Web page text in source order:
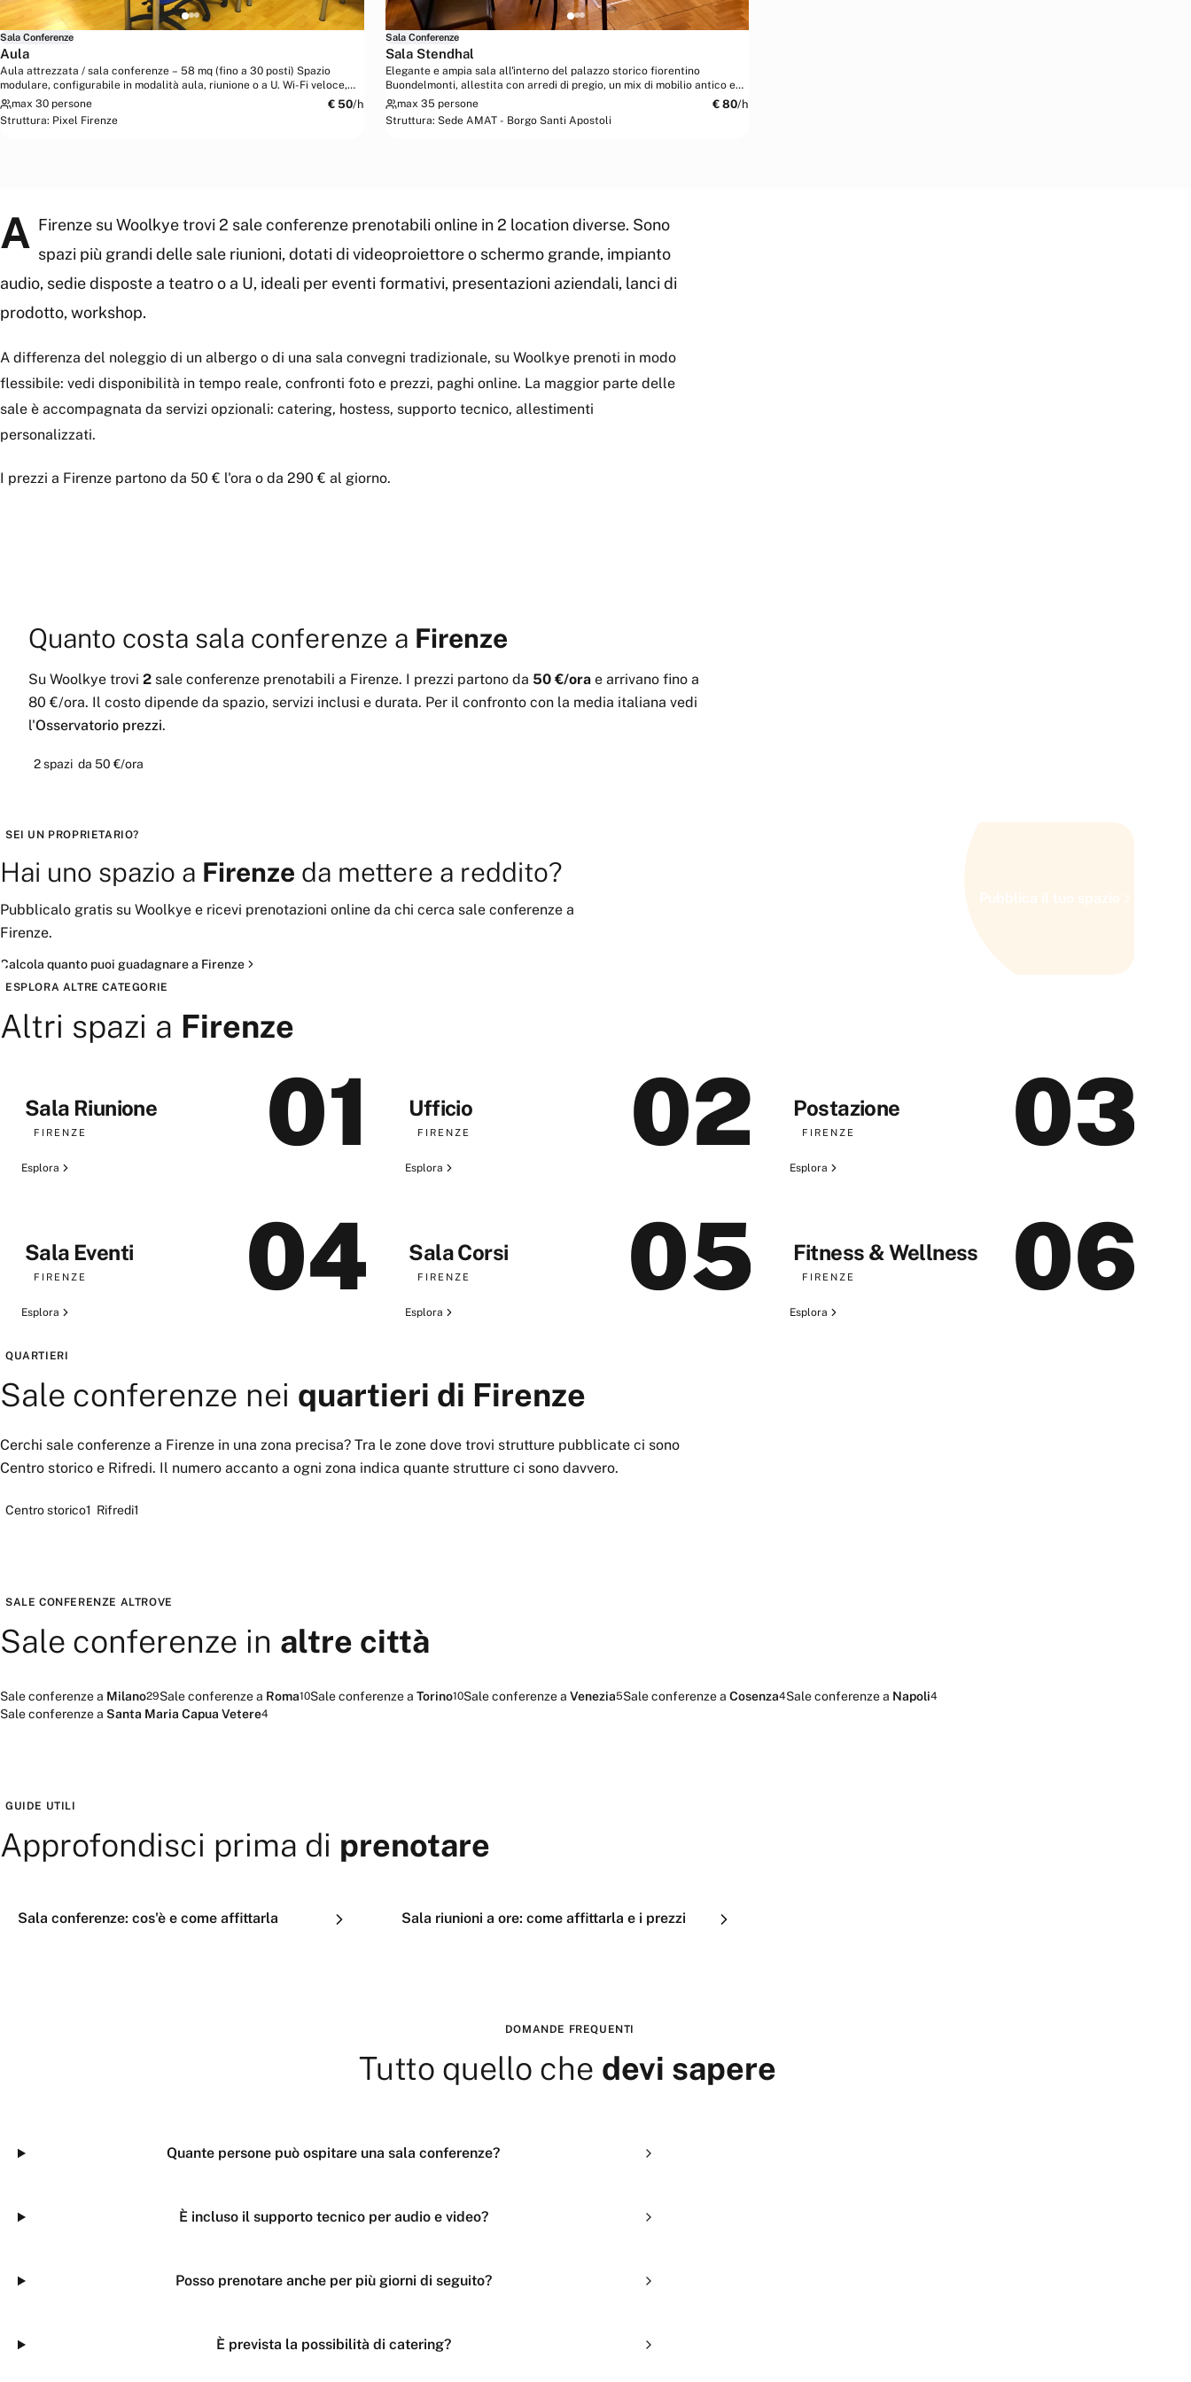
Sala Conferenze
Aula
Aula attrezzata / sala conferenze – 58 mq (fino a 30 posti) Spazio
modulare, configurabile in modalità aula, riunione o a U. Wi-Fi veloce,
videoproiettore...
max 30 persone € 50/h
Struttura: Pixel Firenze
Sala Conferenze
Sala Stendhal
Elegante e ampia sala all'interno del palazzo storico fiorentino
Buondelmonti, allestita con arredi di pregio, un mix di mobilio antico e
moderno di design...
max 35 persone €80/h
Struttura: Sede AMAT - Borgo Santi Apostoli
A Firenze su Woolkye trovi 2 sale conferenze prenotabili online in 2 location diverse. Sono
spazi più grandi delle sale riunioni, dotati di videoproiettore o schermo grande, impianto
audio, sedie disposte a teatro o a U, ideali per eventi formativi, presentazioni aziendali, lanci di
prodotto, workshop.
A differenza del noleggio di un albergo o di una sala convegni tradizionale, su Woolkye prenoti in modo
flessibile: vedi disponibilità in tempo reale, confronti foto e prezzi, paghi online. La maggior parte delle
sale è accompagnata da servizi opzionali: catering, hostess, supporto tecnico, allestimenti
personalizzati.
I prezzi a Firenze partono da 50 € l'ora o da 290 € al giorno.
Quanto costa sala conferenze a Firenze
Su Woolkye trovi 2 sale conferenze prenotabili a Firenze. I prezzi partono da 50 €/ora e arrivano fino a
80 €/ora. Il costo dipende da spazio, servizi inclusi e durata. Per il confronto con la media italiana vedi
l'Osservatorio prezzi.
2spazi da 50 €/ora
SEI UN PROPRIETARIO?
Hai uno spazio a Firenze da mettere a reddito?
Pubblicalo gratis su Woolkye e ricevi prenotazioni online da chi cerca sale conferenze a
Firenze.
Calcola quanto puoi guadagnare a Firenze
ESPLORA ALTRE CATEGORIE
Altri spazi a Firenze
01
Sala Riunione
FIRENZE
Esplora
02
Ufficio
FIRENZE
Esplora
03
Postazione
FIRENZE
Esplora
04
Sala Eventi
FIRENZE
Esplora
05
Sala Corsi
FIRENZE
Esplora
06
Fitness & Wellness
FIRENZE
Esplora
QUARTIERI
Sale conferenze nei quartieri di Firenze
Cerchi sale conferenze a Firenze in una zona precisa? Tra le zone dove trovi strutture pubblicate ci sono
Centro storico e Rifredi. Il numero accanto a ogni zona indica quante strutture ci sono davvero.
Centro storico1 Rifredi1
SALE CONFERENZE ALTROVE
Sale conferenze in altre città
Sale conferenzea Milano29Sale conferenzea Roma10Sale conferenzea Torino10Sale conferenzea Venezia5Sale conferenzea Cosenza4Sale conferenzea Napoli4
Sale conferenzea Santa Maria Capua Vetere4
GUIDE UTILI
Approfondisci prima di prenotare
Sala conferenze: cos'è e come affittarla Sala riunioni a ore: come affittarla e i prezzi
DOMANDE FREQUENTI
Tutto quello che devi sapere
Quante persone può ospitare una sala conferenze?
È incluso il supporto tecnico per audio e video?
Posso prenotare anche per più giorni di seguito?
È prevista la possibilità di catering?